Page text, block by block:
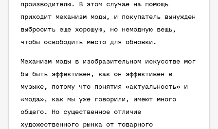
производителю. В этом случае на помощь
приходит механизм моды, и покупатель вынужден
выбросить еще хорошую, но немодную вещь,
чтобы освободить место для обновки.
Механизм моды в изобразительном искусстве мог
бы быть эффективен, как он эффективен в
музыке, потому что понятия «актуальность» и
«мода», как мы уже говорили, имеют много
общего. Но существенное отличие
художественного рынка от товарного